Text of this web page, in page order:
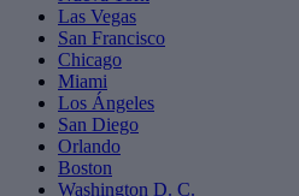
Las Vegas
San Francisco
Chicago
Miami
Los Ángeles
San Diego
Orlando
Boston
Washington D. C.